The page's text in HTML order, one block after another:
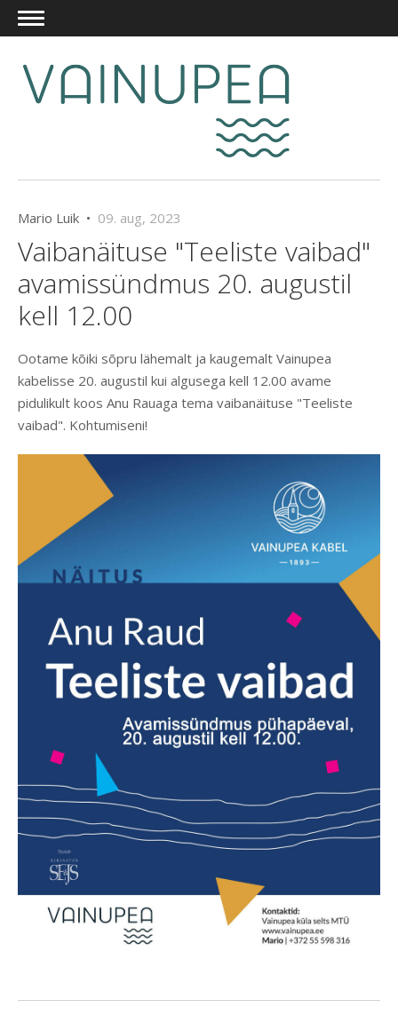
Mario Luik • 09. aug, 2023
Vaibanäituse "Teeliste vaibad"
avamissündmus 20. augustil
kell 12.00
Ootame kõiki sõpru lähemalt ja kaugemalt Vainupea
kabelisse 20. augustil kui algusega kell 12.00 avame
pidulikult koos Anu Rauaga tema vaibanäituse "Teeliste
vaibad". Kohtumiseni!